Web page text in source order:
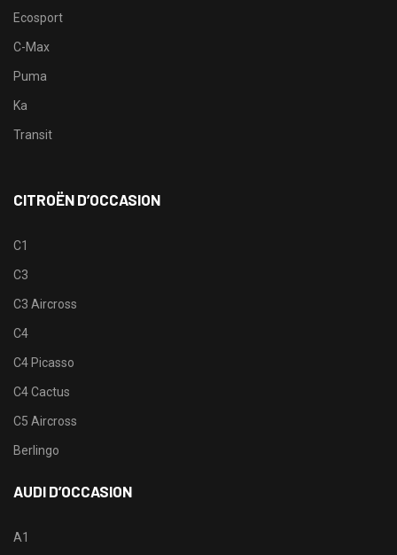
Ecosport
C-Max
Puma
Ka
Transit
CITROËN D’OCCASION
C1
C3
C3 Aircross
C4
C4 Picasso
C4 Cactus
C5 Aircross
Berlingo
AUDI D’OCCASION
A1